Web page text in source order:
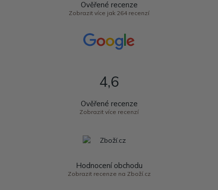
Ověřené recenze
Zobrazit více jak 264 recenzí
4,6
Ověřené recenze
Zobrazit více recenzí
Hodnocení obchodu
Zobrazit recenze na Zboží.cz